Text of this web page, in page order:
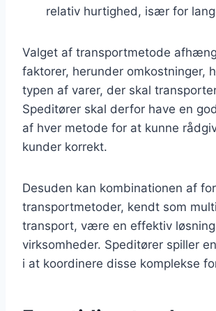
relativ hurtighed, især for
Valget af transportmetode
faktorer, herunder omkostninger,
typen af varer, der skal
Speditører skal derfor have en
af hver metode for at kunne
kunder korrekt.
Desuden kan kombinationen af
transportmetoder, kendt som
transport, være en effektiv
virksomheder. Speditører spiller
i at koordinere disse komplekse